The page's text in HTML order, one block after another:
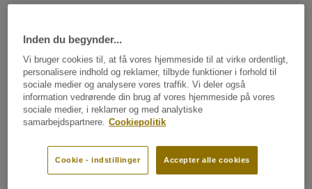
Omnisports Speed (3,45 mm) giver god gangkomfort til
Det er et ideelt vinyl gulvvalg til lette aktiviteter i
grundskoler og fitness klubber. Det er behandlet med vores
varemærkebeskyttede Top Clean XP overfladebeskyttelse
for ekstra holdbarhed og omkostningseffektiv
vedligeholdelse.
Se mere
EGENSKABER
Fritidsaktiviteter
Dedikeret til bordtennis
Omkostningseffektiv vedligeholdelse
Inden du begynder...
Vi bruger cookies til, at få vores hjemmeside til at virke ordentligt,
personalisere indhold og reklamer, tilbyde funktioner i forhold til
sociale medier og analysere vores traffik. Vi deler også
information vedrørende din brug af vores hjemmeside på vores
sociale medier, i reklamer og med analytiske
samarbejdspartnere. Cookiepolitik
Accepter alle cookies
Cookie - indstillinger